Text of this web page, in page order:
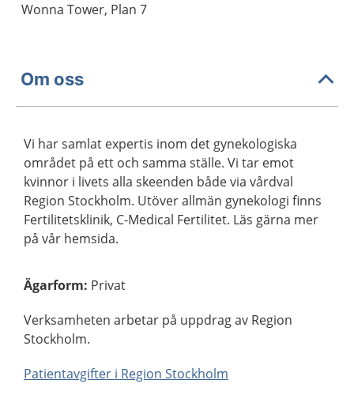
Wonna Tower, Plan 7
Om oss
Vi har samlat expertis inom det gynekologiska
området på ett och samma ställe. Vi tar emot
kvinnor i livets alla skeenden både via vårdval
Region Stockholm. Utöver allmän gynekologi finns
Fertilitetsklinik, C-Medical Fertilitet. Läs gärna mer
på vår hemsida.
Ägarform: Privat
Verksamheten arbetar på uppdrag av Region
Stockholm.
Patientavgifter i Region Stockholm